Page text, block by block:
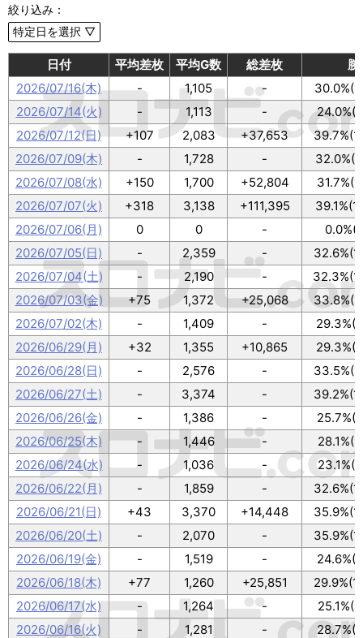
絞り込み：
日付 平均差枚 平均G数 総差枚
勝
2026/07/16(木)
- 1,105 -
2026/07/14(火)
- 1,113 -
2026/07/12(日)
+107 2,083 +37,653
2026/07/09(木)
- 1,728 -
2026/07/08(水)
+150 1,700 +52,804
2026/07/07(火)
+318 3,138 +111,395
2026/07/06(月)
0 0 -
2026/07/05(日)
- 2,359 -
2026/07/04(土)
- 2,190 -
2026/07/03(金)
+75 1,372 +25,068
2026/07/02(木)
- 1,409 -
2026/06/29(月)
+32 1,355 +10,865
2026/06/28(日)
- 2,576 -
2026/06/27(土)
- 3,374 -
2026/06/26(金)
- 1,386 -
2026/06/25(木)
- 1,446 -
2026/06/24(水)
- 1,036 -
2026/06/22(月)
- 1,859 -
2026/06/21(日)
+43 3,370 +14,448
2026/06/20(土)
- 2,070 -
2026/06/19(金)
- 1,519 -
2026/06/18(木)
+77 1,260 +25,851
2026/06/17(水)
- 1,264 -
2026/06/16(火)
- 1,281 -